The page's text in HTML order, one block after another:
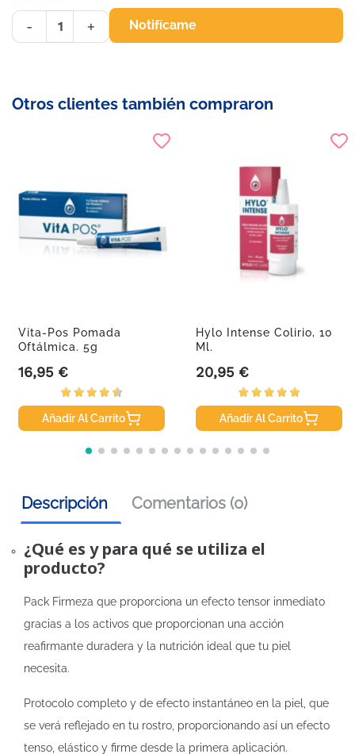
- + Notifícame
Otros clientes también compraron
Vita-Pos Pomada
Oftálmica. 5g
Precio
16,95 €
Añadir Al Carrito
Hylo Intense Colirio, 10
Ml.
Precio
20,95 €
Añadir Al Carrito
Descripción Comentarios (0)
¿Qué es y para qué se utiliza el
producto?
Pack Firmeza que proporciona un efecto tensor inmediato
gracias a los activos que proporcionan una acción
reafirmante duradera y la nutrición ideal que tu piel
necesita.
Protocolo completo y de efecto instantáneo en la piel, que
se verá reflejado en tu rostro, proporcionando así un efecto
tenso, elástico y firme desde la primera aplicación.